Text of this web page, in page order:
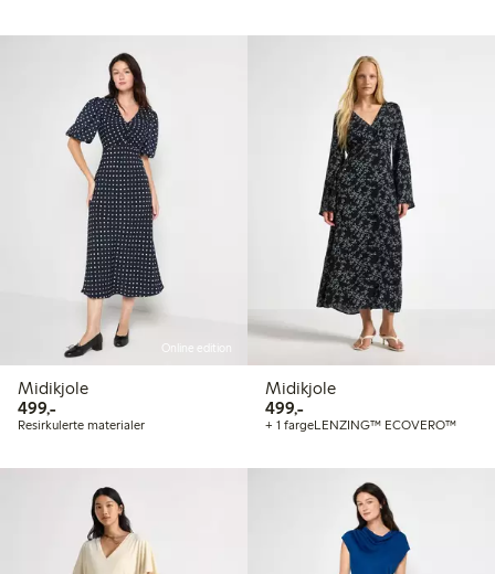
Online edition
Midikjole
499,-499,00 kr
Resirkulerte materialer
Midikjole
499,-499,00 kr
+ 1 fargeLENZING™ ECOVERO™